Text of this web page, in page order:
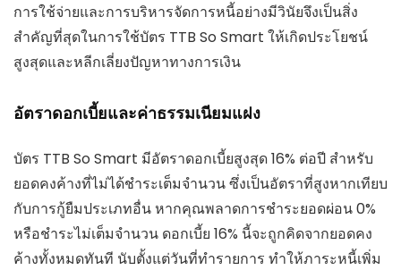
การใช้จ่ายและการบริหารจัดการหนี้อย่างมีวินัยจึงเป็นสิ่ง
สำคัญที่สุดในการใช้บัตร TTB So Smart ให้เกิดประโยชน์
สูงสุดและหลีกเลี่ยงปัญหาทางการเงิน
อัตราดอกเบี้ยและค่าธรรมเนียมแฝง
บัตร TTB So Smart มีอัตราดอกเบี้ยสูงสุด 16% ต่อปี สำหรับ
ยอดคงค้างที่ไม่ได้ชำระเต็มจำนวน ซึ่งเป็นอัตราที่สูงหากเทียบ
กับการกู้ยืมประเภทอื่น หากคุณพลาดการชำระยอดผ่อน 0%
หรือชำระไม่เต็มจำนวน ดอกเบี้ย 16% นี้จะถูกคิดจากยอดคง
ค้างทั้งหมดทันที นับตั้งแต่วันที่ทำรายการ ทำให้ภาระหนี้เพิ่ม